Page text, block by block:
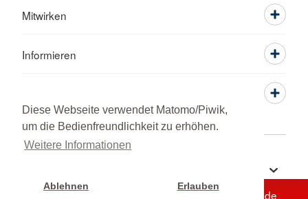
Diese Webseite verwendet Matomo/Piwik,
um die Bedienfreundlichkeit zu erhöhen.
Weitere Informationen
Ablehnen Erlauben
Unterstützen Sie jetzt ein Hilfsprojekt mit Ihrer Spende
Mitwirken
Informieren